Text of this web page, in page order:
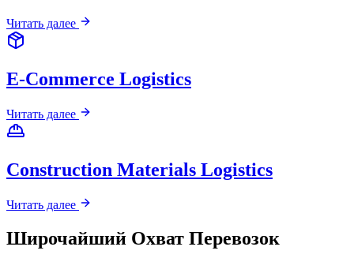
Читать далее
E-Commerce Logistics
Читать далее
Construction Materials Logistics
Читать далее
Широчайший Охват Перевозок